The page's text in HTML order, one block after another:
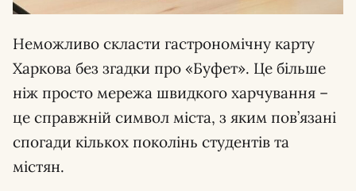
Неможливо скласти гастрономічну карту
Харкова без згадки про «Буфет». Це більше
ніж просто мережа швидкого харчування –
це справжній символ міста, з яким пов’язані
спогади кількох поколінь студентів та
містян.